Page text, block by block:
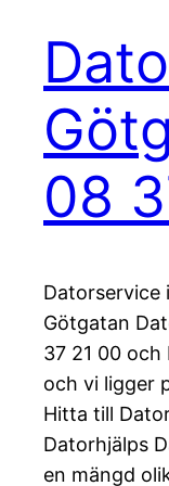
08
Datorservice
Götgatan
37 21 00
och vi ligger
Hitta till
Datorhjälps
en mängd